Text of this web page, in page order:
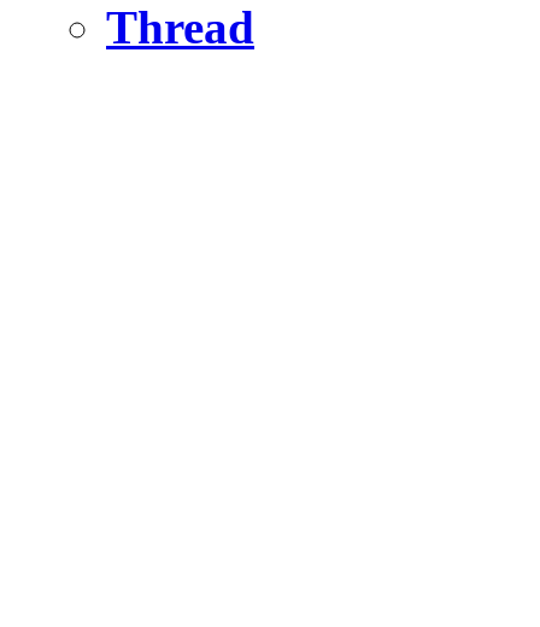
Thread